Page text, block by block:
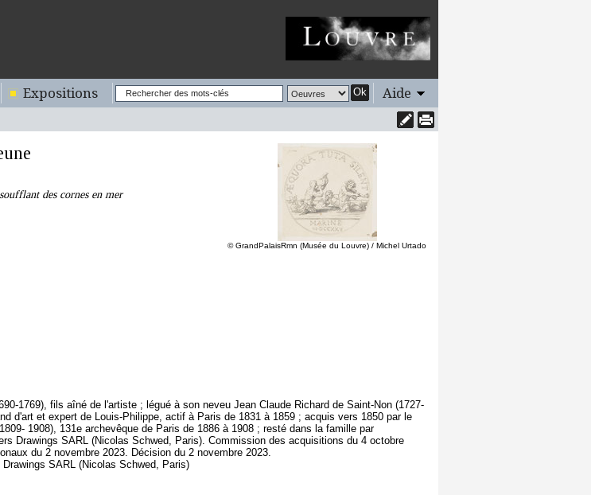
Expositions Ok Aide
© GrandPalaisRmn (Musée du Louvre) / Michel Urtado
des cornes en mer
1769), fils aîné de l'artiste ; légué à son neveu Jean Claude Richard de Saint-Non (1727-
d'art et expert de Louis-Philippe, actif à Paris de 1831 à 1859 ; acquis vers 1850 par le
1908), 131e archevêque de Paris de 1886 à 1908 ; resté dans la famille par
Drawings SARL (Nicolas Schwed, Paris). Commission des acquisitions du 4 octobre
du 2 novembre 2023. Décision du 2 novembre 2023.
SARL (Nicolas Schwed, Paris)